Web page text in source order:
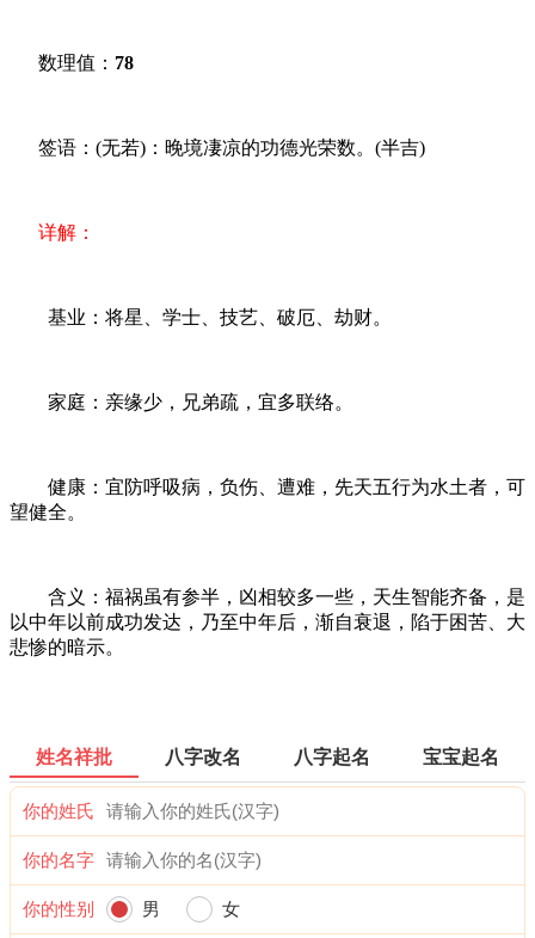
数理值： 78
签语：(无若)：晚境凄凉的功德光荣数。(半吉)
详解：
基业：将星、学士、技艺、破厄、劫财。
家庭：亲缘少，兄弟疏，宜多联络。
健康：宜防呼吸病，负伤、遭难，先天五行为水土者，可
望健全。
含义：福祸虽有参半，凶相较多一些，天生智能齐备，是
以中年以前成功发达，乃至中年后，渐自衰退，陷于困苦、大
悲惨的暗示。
姓名祥批 八字改名 八字起名 宝宝起名
你的姓氏
你的名字
你的性别 男 女